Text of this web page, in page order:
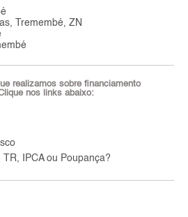
Tremembé, ZN
realizamos sobre financiamento
nos links abaixo:
TR, IPCA ou Poupança?